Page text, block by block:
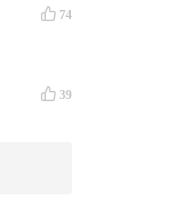
票，开
个故宫。
中国东北
74
39